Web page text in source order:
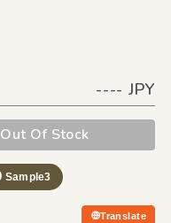
---- JPY
Out Of Stock
Sample3
Translate